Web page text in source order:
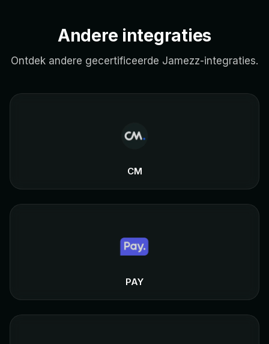
Andere integraties
Ontdek andere gecertificeerde Jamezz-integraties.
CM
PAY